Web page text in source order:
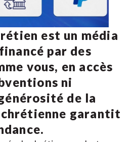
est un média
par des
vous, en accès
ni
de la
garantit